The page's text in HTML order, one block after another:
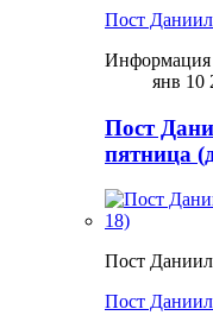
Пост
Информация
янв 10
Пост
пятница
Пост
Пост